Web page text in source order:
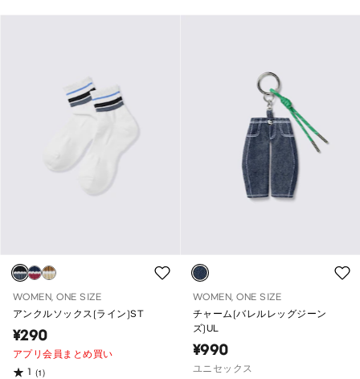
WOMEN, ONE SIZE
アンクルソックス(ライン)ST
¥290
アプリ会員まとめ買い
1 (1)
WOMEN, ONE SIZE
チャーム(バレルレッグジーン
ズ)UL
¥990
ユニセックス